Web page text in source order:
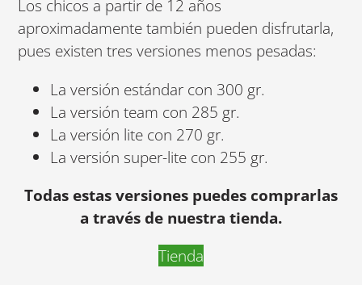
Los chicos a partir de 12 años
aproximadamente también pueden disfrutarla,
pues existen tres versiones menos pesadas:
La versión estándar con 300 gr.
La versión team con 285 gr.
La versión lite con 270 gr.
La versión super-lite con 255 gr.
Todas estas versiones puedes comprarlas
a través de nuestra tienda.
Tienda